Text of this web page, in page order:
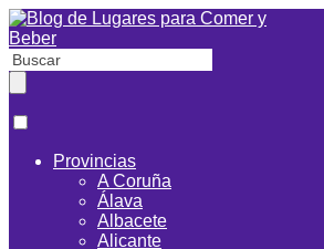
Provincias
A Coruña
Álava
Albacete
Alicante